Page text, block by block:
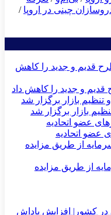
چینی در اروپا /
و جدید را کاهش داد
بازار برگزار شد
عضو اتحادیه
از طریق مزایده